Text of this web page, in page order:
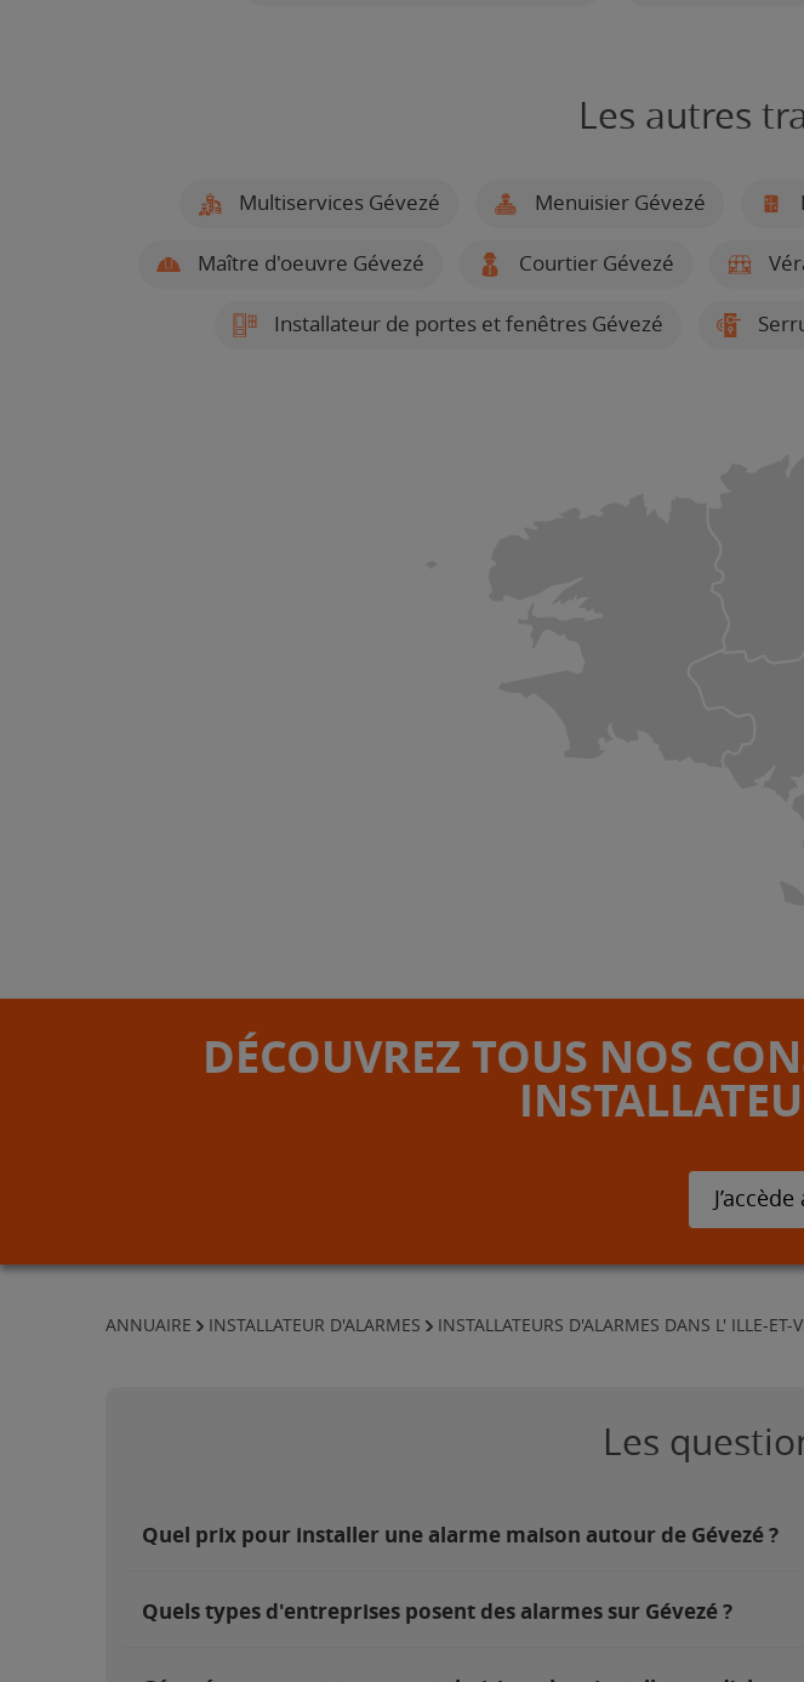
Les autres
Multiservices Gévezé Menuisier Gévezé
Maître d'oeuvre Gévezé Courtier Gévezé
Installateur de portes et fenêtres Gévezé
DÉCOUVREZ TOUS NOS
ANNUAIRE INSTALLATEUR D'ALARMES INSTALLATEURS D'ALARMES DANS L' ILLE-ET-
Les
Quel prix pour installer une alarme maison autour de Gévezé ?
Quels types d'entreprises posent des alarmes sur Gévezé ?